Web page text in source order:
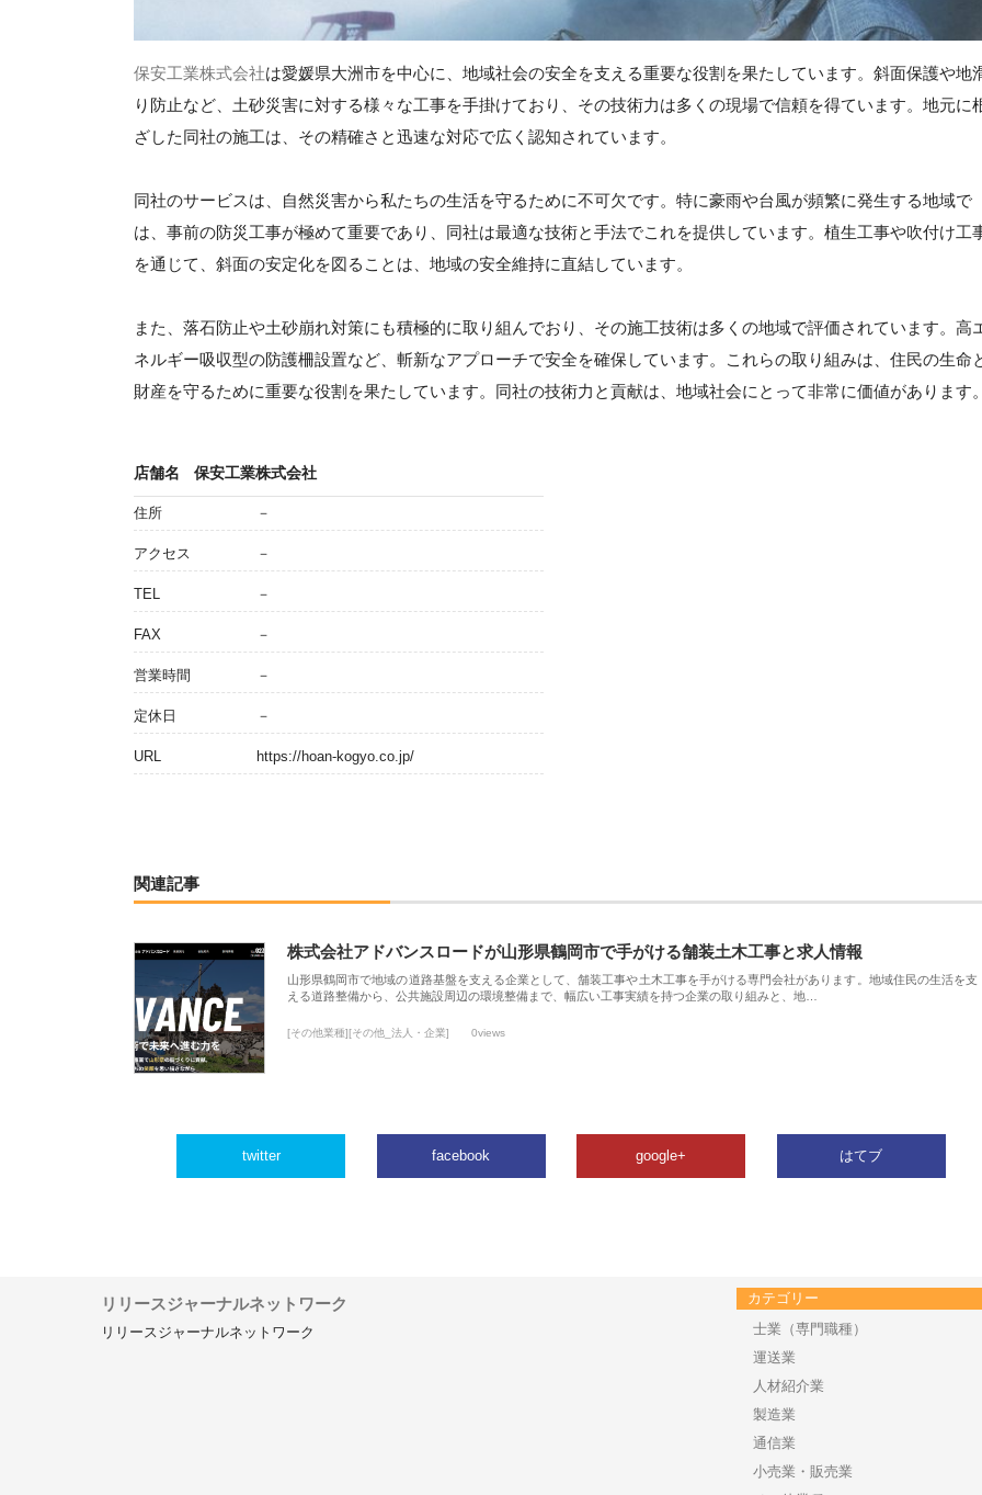
保安工業株式会社は愛媛県大洲市を中心に、地域社会の安全を支える重要な役割を果たしています。斜面保護や地
り防止など、土砂災害に対する様々な工事を手掛けており、その技術力は多くの現場で信頼を得ています。地元に
ざした同社の施工は、その精確さと迅速な対応で広く認知されています。
同社のサービスは、自然災害から私たちの生活を守るために不可欠です。特に豪雨や台風が頻繁に発生する地域で
は、事前の防災工事が極めて重要であり、同社は最適な技術と手法でこれを提供しています。植生工事や吹付け工
を通じて、斜面の安定化を図ることは、地域の安全維持に直結しています。
また、落石防止や土砂崩れ対策にも積極的に取り組んでおり、その施工技術は多くの地域で評価されています。高
ネルギー吸収型の防護柵設置など、斬新なアプローチで安全を確保しています。これらの取り組みは、住民の生命
財産を守るために重要な役割を果たしています。同社の技術力と貢献は、地域社会にとって非常に価値があります。
店舗名 保安工業株式会社
住所 －
アクセス －
TEL －
FAX －
営業時間 －
定休日 －
URL https://hoan-kogyo.co.jp/
関連記事
株式会社アドバンスロードが山形県鶴岡市で手がける舗装土木工事と求人情報
山形県鶴岡市で地域の道路基盤を支える企業として、舗装工事や土木工事を手がける専門会社があります。地域住民の生活を支
える道路整備から、公共施設周辺の環境整備まで、幅広い工事実績を持つ企業の取り組みと、地…
[その他業種][その他_法人・企業] 0views
twitter facebook google+ はてブ
リリースジャーナルネットワーク
リリースジャーナルネットワーク
カテゴリー
士業（専門職種）
運送業
人材紹介業
製造業
通信業
小売業・販売業